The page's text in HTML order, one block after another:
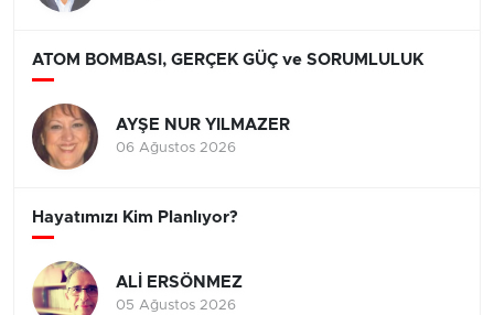
ATOM BOMBASI, GERÇEK GÜÇ ve SORUMLULUK
AYŞE NUR YILMAZER
06 Ağustos 2026
Hayatımızı Kim Planlıyor?
ALİ ERSÖNMEZ
05 Ağustos 2026